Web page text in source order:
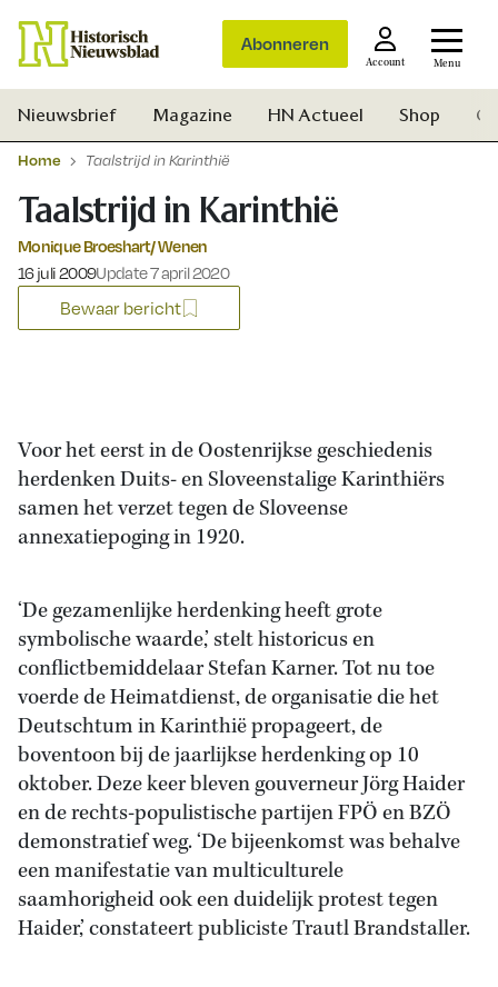
Abonneren
Account Menu
Zoek
Nieuwsbrief Magazine HN Actueel Shop
Home Taalstrijd in Karinthië
Taalstrijd in Karinthië
Monique Broeshart/ Wenen
Gepubliceerd op:
16 juli 2009Update 7 april 2020
Bewaar bericht
Voor het eerst in de Oostenrijkse geschiedenis
herdenken Duits- en Sloveenstalige Karinthiërs
samen het verzet tegen de Sloveense
annexatiepoging in 1920.
‘De gezamenlijke herdenking heeft grote
symbolische waarde,’ stelt historicus en
conflictbemiddelaar Stefan Karner. Tot nu toe
voerde de Heimatdienst, de organisatie die het
Deutschtum in Karinthië propageert, de
boventoon bij de jaarlijkse herdenking op 10
oktober. Deze keer bleven gouverneur Jörg Haider
en de rechts-populistische partijen FPÖ en BZÖ
demonstratief weg. ‘De bijeenkomst was behalve
een manifestatie van multiculturele
saamhorigheid ook een duidelijk protest tegen
Haider,’ constateert publiciste Trautl Brandstaller.